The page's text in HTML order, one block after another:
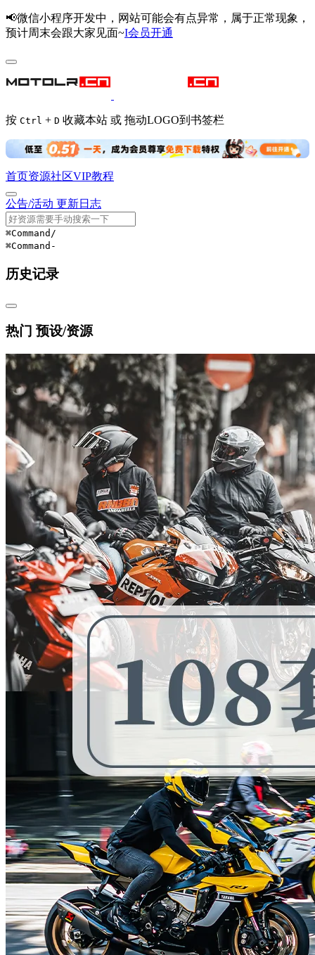
📢微信小程序开发中，网站可能会有点异常，属于正常现象，
预计周末会跟大家见面~I会员开通
按 Ctrl + D 收藏本站 或 拖动LOGO到书签栏
首页资源社区VIP教程
公告/活动 更新日志
⌘Command /
⌘Command -
历史记录
热门 预设/资源